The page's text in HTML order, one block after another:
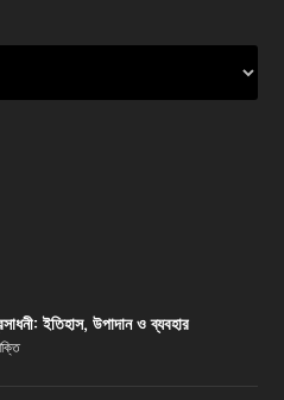
ইতিহাস, উপাদান ও ব্যবহার